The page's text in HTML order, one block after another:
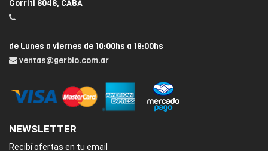
Gorriti 6046, CABA
de Lunes a viernes de 10:00hs a 18:00hs
ventas@gerbio.com.ar
NEWSLETTER
Recibí ofertas en tu email